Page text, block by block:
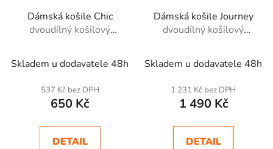
Dámská košile Chic
dvoudílný košilový
Skladem u dodavatele 48h
537 Kč bez DPH
650 Kč
DETAIL
Dámská košile Journey
dvoudílný košilový
Skladem u dodavatele 48h
1 231 Kč bez DPH
1 490 Kč
DETAIL